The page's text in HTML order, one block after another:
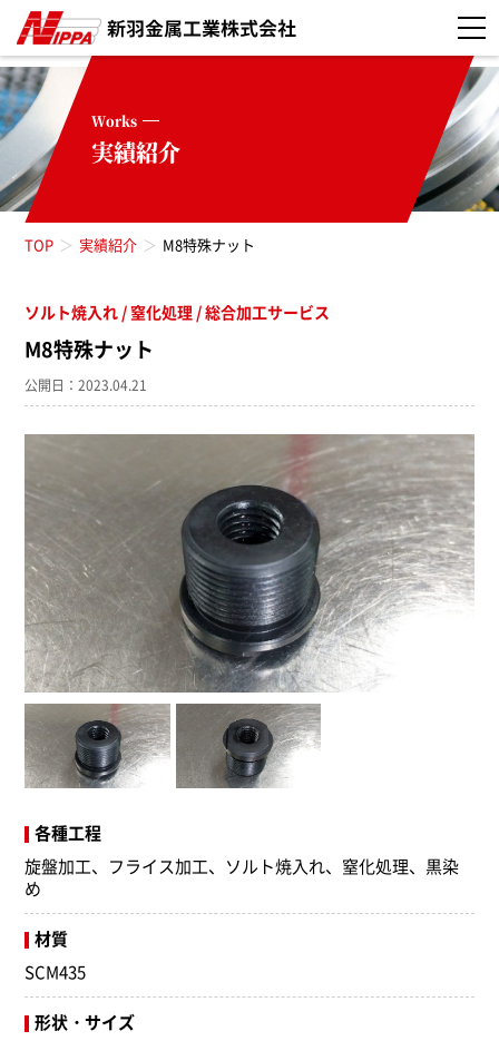
Works
実績紹介
TOP 実績紹介 M8特殊ナット
ソルト焼入れ 窒化処理 総合加工サービス
M8特殊ナット
公開日：2023.04.21
各種工程
旋盤加工、フライス加工、ソルト焼入れ、窒化処理、黒染
め
材質
SCM435
形状・サイズ